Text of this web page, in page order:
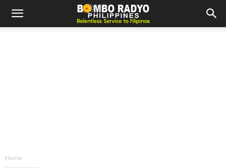
Home